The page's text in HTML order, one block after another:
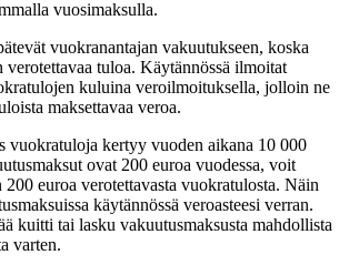
vuosimaksulla.
vuokranantajan vakuutukseen, koska
tuloa. Käytännössä ilmoitat
kuluina veroilmoituksella, jolloin ne
maksettavaa veroa.
vuokratuloja kertyy vuoden aikana 10 000
ovat 200 euroa vuodessa, voit
200 euroa verotettavasta vuokratulosta. Näin
käytännössä veroasteesi verran.
kuitti tai lasku vakuutusmaksusta mahdollista
varten.